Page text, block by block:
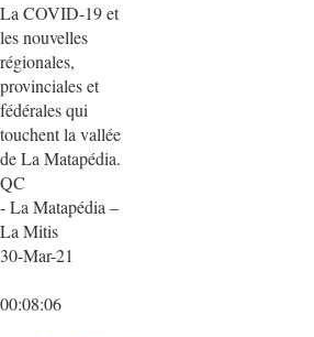
La COVID-19 et
les nouvelles
régionales,
provinciales et
fédérales qui
touchent la vallée
de La Matapédia.
QC
- La Matapédia –
La Mitis
30-Mar-21
00:08:06